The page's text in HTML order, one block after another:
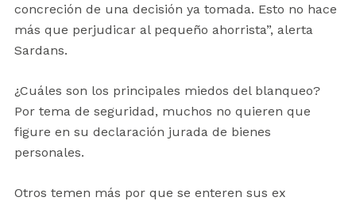
concreción de una decisión ya tomada. Esto no hace
más que perjudicar al pequeño ahorrista”, alerta
Sardans.
¿Cuáles son los principales miedos del blanqueo?
Por tema de seguridad, muchos no quieren que
figure en su declaración jurada de bienes
personales.
Otros temen más por que se enteren sus ex